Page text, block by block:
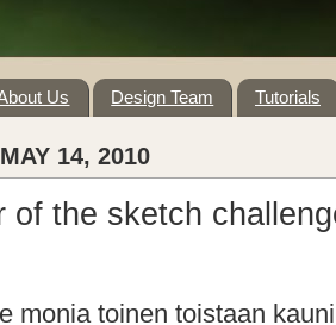
Us Design Team Tutorials
14, 2010
of the sketch
monia toinen toistaan